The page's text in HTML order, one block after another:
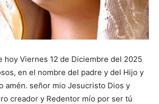
hoy Viernes 12 de Diciembre del 2025
en el nombre del padre y del Hijo y
amén. señor mio Jesucristo Dios y
creador y Redentor mío por ser tú